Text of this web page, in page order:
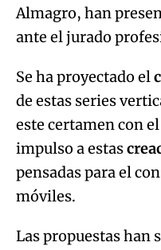
Almagro, han
ante el jurado
Se ha proyectado el
de estas series
este certamen con
impulso a estas
pensadas para el
móviles.
Las propuestas han